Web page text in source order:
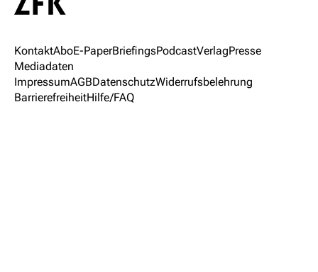
KontaktAboE-PaperBriefingsPodcastVerlagPresse
Mediadaten
ImpressumAGBDatenschutzWiderrufsbelehrung
BarrierefreiheitHilfe/FAQ